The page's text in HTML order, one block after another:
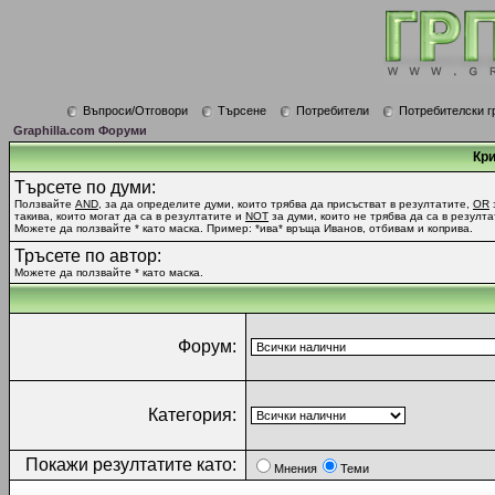
Въпроси/Отговори Търсене Потребители
Потребителски
Graphilla.com Форуми
Търсете по думи:
Ползвайте AND , за да определите думи, които трябва да присъстват в резултатите, OR
такива, които могат да са в резултатите и NOT за думи, които не трябва да са в
Можете да ползвайте * като маска. Пример: *ива* връща Иванов, отбивам и коприва.
Тръсете по автор:
Можете да ползвайте * като маска.
Форум:
Категория:
Покажи резултатите като: Мнения Теми